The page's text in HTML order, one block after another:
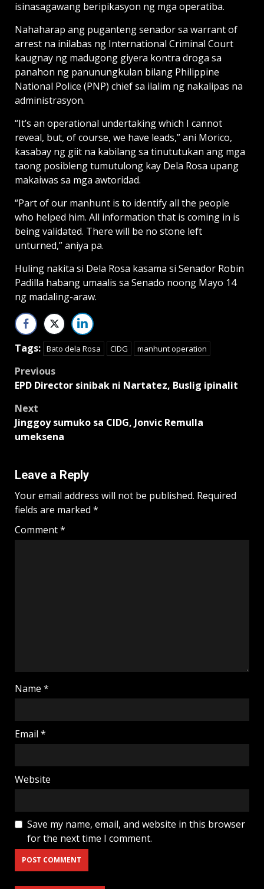
isinasagawang beripikasyon ng mga operatiba.
Nahaharap ang puganteng senador sa warrant of
arrest na inilabas ng International Criminal Court
kaugnay ng madugong giyera kontra droga sa
panahon ng panunungkulan bilang Philippine
National Police (PNP) chief sa ilalim ng nakalipas na
administrasyon.
“It’s an operational undertaking which I cannot
reveal, but, of course, we have leads,” ani Morico,
kasabay ng giit na kabilang sa tinututukan ang mga
taong posibleng tumutulong kay Dela Rosa upang
makaiwas sa mga awtoridad.
“Part of our manhunt is to identify all the people
who helped him. All information that is coming in is
being validated. There will be no stone left
unturned,” aniya pa.
Huling nakita si Dela Rosa kasama si Senador Robin
Padilla habang umaalis sa Senado noong Mayo 14
ng madaling-araw.
Tags: Bato dela Rosa CIDG manhunt operation
Post
Previous
EPD Director sinibak ni Nartatez, Buslig ipinalit
Next
Jinggoy sumuko sa CIDG, Jonvic Remulla
umeksena
Leave a Reply
Your email address will not be published. Required
fields are marked *
Comment*
Name *
Email *
Website
Save my name, email, and website in this browser
for the next time I comment.